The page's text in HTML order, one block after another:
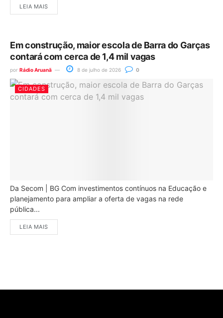
LEIA MAIS
Em construção, maior escola de Barra do Garças
contará com cerca de 1,4 mil vagas
por Rádio Aruanã 8 de julho de 2026 0
CIDADES
Da Secom | BG Com investimentos contínuos na Educação e
planejamento para ampliar a oferta de vagas na rede
pública...
LEIA MAIS